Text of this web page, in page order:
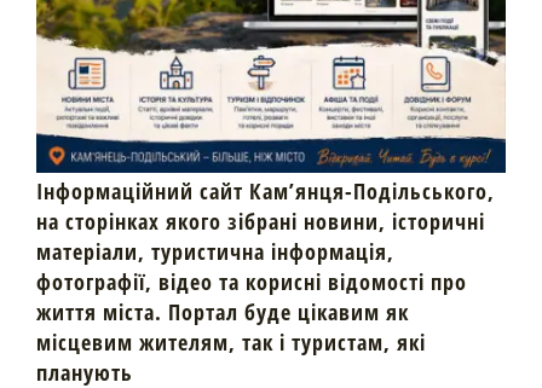
Інформаційний сайт Кам’янця-Подільського,
на сторінках якого зібрані новини, історичні
матеріали, туристична інформація,
фотографії, відео та корисні відомості про
життя міста. Портал буде цікавим як
місцевим жителям, так і туристам, які
планують